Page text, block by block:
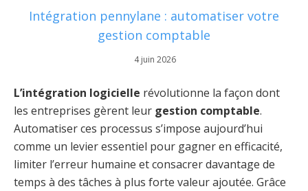
Intégration pennylane : automatiser votre
gestion comptable
4 juin 2026
L’intégration logicielle révolutionne la façon dont
les entreprises gèrent leur gestion comptable.
Automatiser ces processus s’impose aujourd’hui
comme un levier essentiel pour gagner en efficacité,
limiter l’erreur humaine et consacrer davantage de
temps à des tâches à plus forte valeur ajoutée. Grâce